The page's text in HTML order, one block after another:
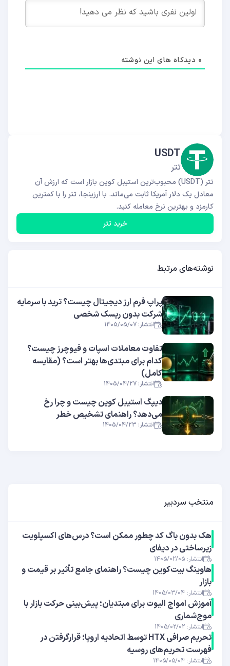
0 دیدکاه های این نوشته
USDT
تتر
تتر (USDT) محبوب‌ترین استیبل کوین بازار است که ارزش آن
معادل یک دلار آمریکا ثابت می‌ماند. با ارزینجا، تتر را با کمترین
کارمزد و بهترین نرخ معامله کنید.
خرید تتر
نوشته‌های مرتبط
پراپ فرم ارز دیجیتال چیست؟ ترید با سرمایه
شرکت بدون ریسک شخصی
انتشار: 1405/05/07
تفاوت معاملات اسپات و فیوچرز چیست؟
کدام برای مبتدی‌ها بهتر است؟ (مقایسه
کامل)
انتشار: 1405/04/27
دیپگ استیبل کوین چیست و چرا رخ
می‌دهد؟ راهنمای تشخیص خطر
انتشار: 1405/04/23
منتخب سردبیر
هک بدون باگ کد چطور ممکن است؟ درس‌های اکسپلویت
زیرساختی در دیفای
انتشار: 1405/02/05
هاوینگ بیت‌کوین چیست؟ راهنمای جامع تأثیر بر قیمت و
بازار
انتشار: 1405/03/04
آموزش امواج الیوت برای مبتدیان؛ پیش‌بینی حرکت بازار با
موج‌شماری
انتشار: 1405/02/02
تحریم صرافی HTX توسط اتحادیه اروپا؛ قرارگرفتن در
فهرست تحریم‌های روسیه
انتشار: 1405/05/04